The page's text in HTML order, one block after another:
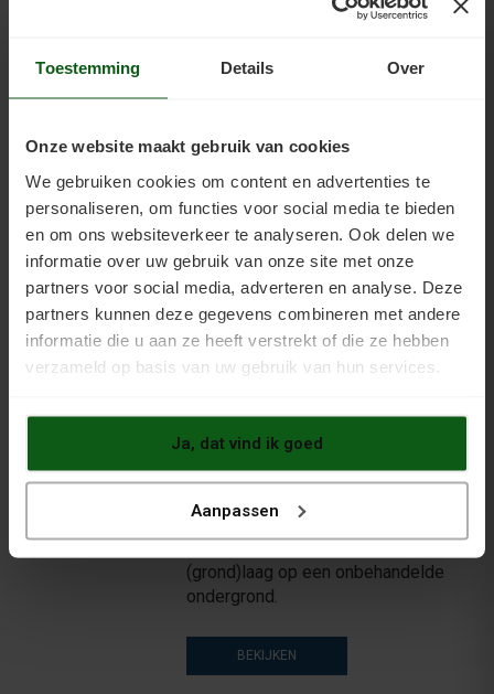
Toestemming Details Over
Onze website maakt gebruik van cookies
We gebruiken cookies om content en advertenties te
personaliseren, om functies voor social media te bieden
en om ons websiteverkeer te analyseren. Ook delen we
informatie over uw gebruik van onze site met onze
partners voor social media, adverteren en analyse. Deze
partners kunnen deze gegevens combineren met andere
informatie die u aan ze heeft verstrekt of die ze hebben
verzameld op basis van uw gebruik van hun services.
Ja, dat vind ik goed
Aanpassen
Houtenvloer Coating is een
slijtvaste toplaag voor houten
Geschikt voor houten vloeren,
planken, parket en zelfs (antieke)
BEKIJKEN
Vloerprimer 2K
€184,00 €178,20
een 2-componenten primer voor
ondergronden die zwaar belast
worden. Ook zeer geschikt als
grondlaag in natte ruimtes. Het
wordt toegepast als eerste
(grond)laag op een onbehandelde
ondergrond.
BEKIJKEN